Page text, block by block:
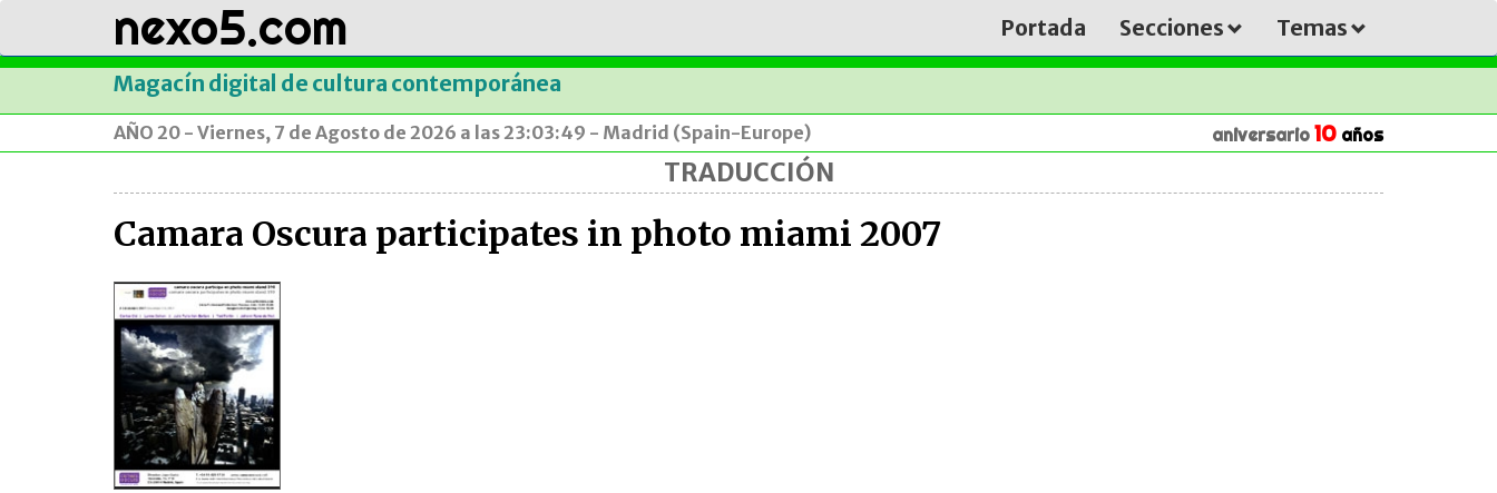
nexo5.com Portada Secciones Temas
Magacín digital de cultura contemporánea
AÑO 20 - Viernes, 7 de Agosto de 2026 a las 23:03:49 - Madrid (Spain-Europe) aniversario 10 años
TRADUCCIÓN
Camara Oscura participates in photo miami 2007